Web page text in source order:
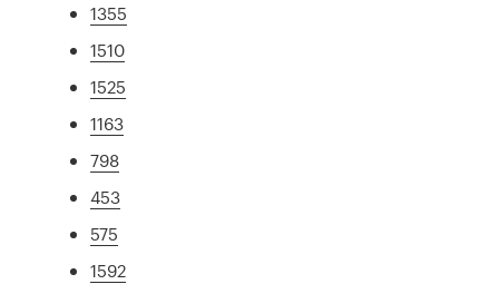
1355
1510
1525
1163
798
453
575
1592